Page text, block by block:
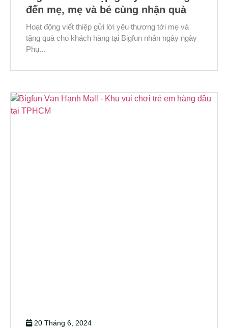
đến mẹ, mẹ và bé cùng nhận quà
Hoạt động viết thiệp gửi lời yêu thương tới mẹ và
tặng quà cho khách hàng tại Bigfun nhân ngày ngày
Phụ...
20 Tháng 6, 2024